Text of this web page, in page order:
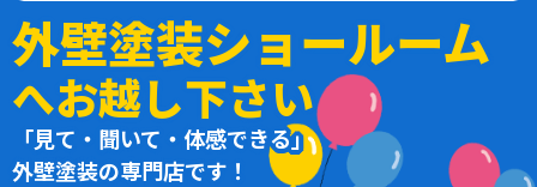
外壁塗装ショールーム
へお越し下さい
「見て・聞いて・体感できる」
外壁塗装の専門店です！